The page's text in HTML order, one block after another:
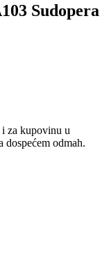
Sudopera
za kupovinu u
dospećem odmah.